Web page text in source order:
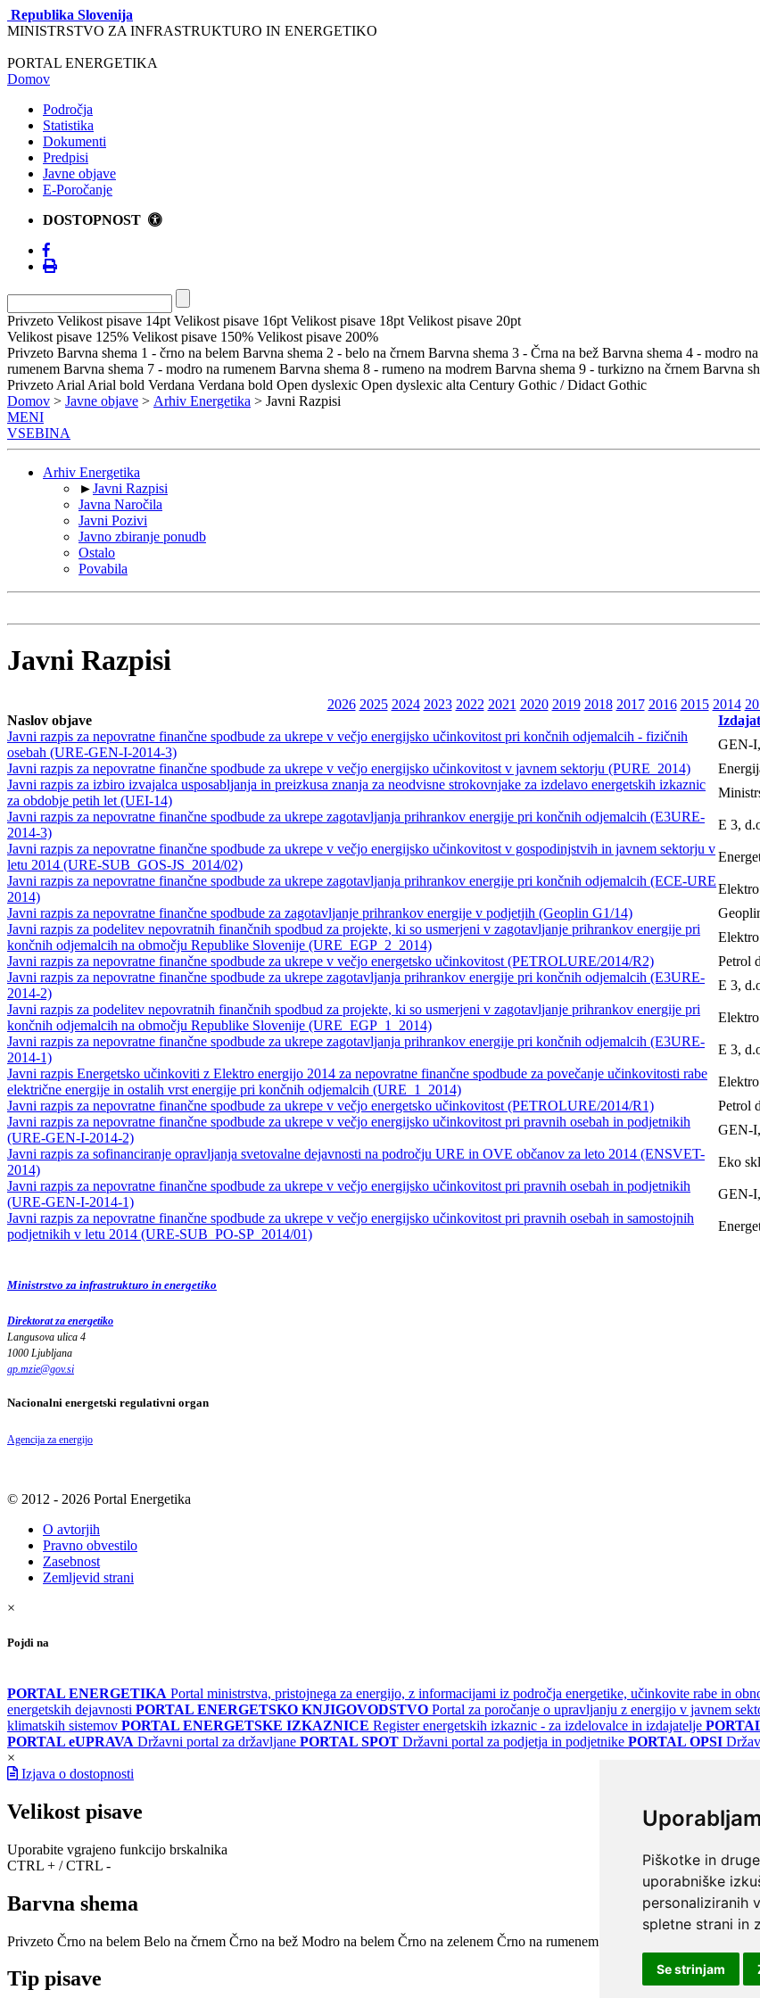
Piškotke in
uporabniške
personaliziranih
spletne strani in
Se strinjam
Republika Slovenija
MINISTRSTVO ZA INFRASTRUKTURO IN ENERGETIKO
PORTAL ENERGETIKA
Domov
Področja
Statistika
Dokumenti
Predpisi
Javne objave
E-Poročanje
DOSTOPNOST
Privzeto Velikost pisave 14pt Velikost pisave 16pt Velikost pisave 18pt Velikost pisave 20pt
Velikost pisave 125% Velikost pisave 150% Velikost pisave 200%
Privzeto Barvna shema 1 - črno na belem Barvna shema 2 - belo na črnem Barvna shema 3 - Črna na bež Barvna shema 4 - modro
rumenem Barvna shema 7 - modro na rumenem Barvna shema 8 - rumeno na modrem Barvna shema 9 - turkizno na črnem Barvna
Privzeto Arial Arial bold Verdana Verdana bold Open dyslexic Open dyslexic alta Century Gothic / Didact Gothic
Domov > Javne objave > Arhiv Energetika > Javni Razpisi
MENI
VSEBINA
Arhiv Energetika
►Javni Razpisi
Javna Naročila
Javni Pozivi
Javno zbiranje ponudb
Ostalo
Povabila
Javni Razpisi
2026 2025 2024 2023 2022 2021 2020 2019 2018 2017 2016 2015 2014
Naslov objave
Javni razpis za nepovratne finančne spodbude za ukrepe v večjo energijsko učinkovitost pri končnih odjemalcih - fizičnih
osebah (URE-GEN-I-2014-3)
GEN-
Javni razpis za nepovratne finančne spodbude za ukrepe v večjo energijsko učinkovitost v javnem sektorju (PURE_2014)
Javni razpis za izbiro izvajalca usposabljanja in preizkusa znanja za neodvisne strokovnjake za izdelavo energetskih izkaznic
za obdobje petih let (UEI-14)
Javni razpis za nepovratne finančne spodbude za ukrepe zagotavljanja prihrankov energije pri končnih odjemalcih (E3URE-
2014-3)
E 3,
Javni razpis za nepovratne finančne spodbude za ukrepe v večjo energijsko učinkovitost v gospodinjstvih in javnem sektorju v
letu 2014 (URE-SUB_GOS-JS_2014/02)
Javni razpis za nepovratne finančne spodbude za ukrepe zagotavljanja prihrankov energije pri končnih odjemalcih (ECE-URE
2014)
Javni razpis za nepovratne finančne spodbude za zagotavljanje prihrankov energije v podjetjih (Geoplin G1/14)
Javni razpis za podelitev nepovratnih finančnih spodbud za projekte, ki so usmerjeni v zagotavljanje prihrankov energije pri
končnih odjemalcih na območju Republike Slovenije (URE_EGP_2_2014)
Javni razpis za nepovratne finančne spodbude za ukrepe v večjo energetsko učinkovitost (PETROLURE/2014/R2)
Petrol
Javni razpis za nepovratne finančne spodbude za ukrepe zagotavljanja prihrankov energije pri končnih odjemalcih (E3URE-
2014-2)
E 3,
Javni razpis za podelitev nepovratnih finančnih spodbud za projekte, ki so usmerjeni v zagotavljanje prihrankov energije pri
končnih odjemalcih na območju Republike Slovenije (URE_EGP_1_2014)
Javni razpis za nepovratne finančne spodbude za ukrepe zagotavljanja prihrankov energije pri končnih odjemalcih (E3URE-
2014-1)
E 3,
Javni razpis Energetsko učinkoviti z Elektro energijo 2014 za nepovratne finančne spodbude za povečanje učinkovitosti rabe
električne energije in ostalih vrst energije pri končnih odjemalcih (URE_1_2014)
Javni razpis za nepovratne finančne spodbude za ukrepe v večjo energetsko učinkovitost (PETROLURE/2014/R1)
Petrol
Javni razpis za nepovratne finančne spodbude za ukrepe v večjo energijsko učinkovitost pri pravnih osebah in podjetnikih
(URE-GEN-I-2014-2)
GEN-
Javni razpis za sofinanciranje opravljanja svetovalne dejavnosti na področju URE in OVE občanov za leto 2014 (ENSVET-
2014)
Eko
Javni razpis za nepovratne finančne spodbude za ukrepe v večjo energijsko učinkovitost pri pravnih osebah in podjetnikih
(URE-GEN-I-2014-1)
GEN-
Javni razpis za nepovratne finančne spodbude za ukrepe v večjo energijsko učinkovitost pri pravnih osebah in samostojnih
podjetnikih v letu 2014 (URE-SUB_PO-SP_2014/01)
Ministrstvo za infrastrukturo in energetiko
Direktorat za energetiko
Langusova ulica 4
1000 Ljubljana
gp.mzie@gov.si
Nacionalni energetski regulativni organ
Agencija za energijo
© 2012 - 2026 Portal Energetika
O avtorjih
Pravno obvestilo
Zasebnost
Zemljevid strani
×
Pojdi na
PORTAL ENERGETIKA Portal ministrstva, pristojnega za energijo, z informacijami iz področja energetike, učinkovite rabe in
energetskih dejavnosti PORTAL ENERGETSKO KNJIGOVODSTVO Portal za poročanje o upravljanju z energijo v javnem
klimatskih sistemov PORTAL ENERGETSKE IZKAZNICE Register energetskih izkaznic - za izdelovalce in izdajatelje
PORTAL eUPRAVA Državni portal za državljane PORTAL SPOT Državni portal za podjetja in podjetnike PORTAL OPSI
×
Izjava o dostopnosti
Velikost pisave
Uporabite vgrajeno funkcijo brskalnika
CTRL + / CTRL -
Barvna shema
Privzeto Črno na belem Belo na črnem Črno na bež Modro na belem Črno na zelenem Črno na rumenem
Tip pisave